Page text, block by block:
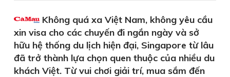
Không quá xa Việt Nam, không yêu cầu
xin visa cho các chuyến đi ngắn ngày và sở
hữu hệ thống du lịch hiện đại, Singapore từ lâu
đã trở thành lựa chọn quen thuộc của nhiều du
khách Việt. Từ vui chơi giải trí, mua sắm đến